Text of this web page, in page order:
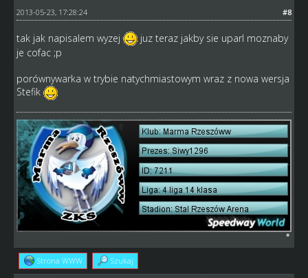
#8
2013-05-23, 17:28:24
tak jak napisalem wyzej
juz teraz jakby sie uparl moznaby
je cofac ;p
porównywarka w trybie natychmiastowym wraz z nowa wersja
Stefik
Strona WWW Szukaj